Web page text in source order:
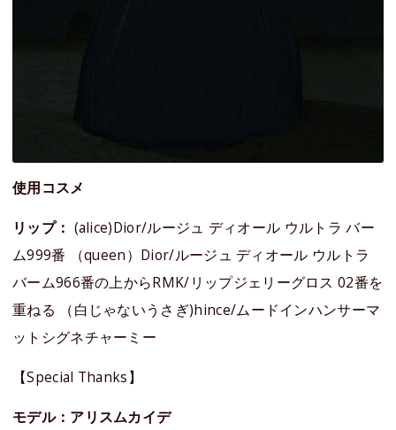
使用コスメ
リップ： (alice)Dior/ルージュ ディオール ウルトラ バー
ム999番 （queen）Dior/ルージュ ディオール ウルトラ
バーム966番の上からRMK/リップジェリーグロス 02番を
重ねる （白じゃないうさぎ)hince/ムードインハンサーマ
ットシグネチャーミー
【Special Thanks】
モデル：アリスムカイデ